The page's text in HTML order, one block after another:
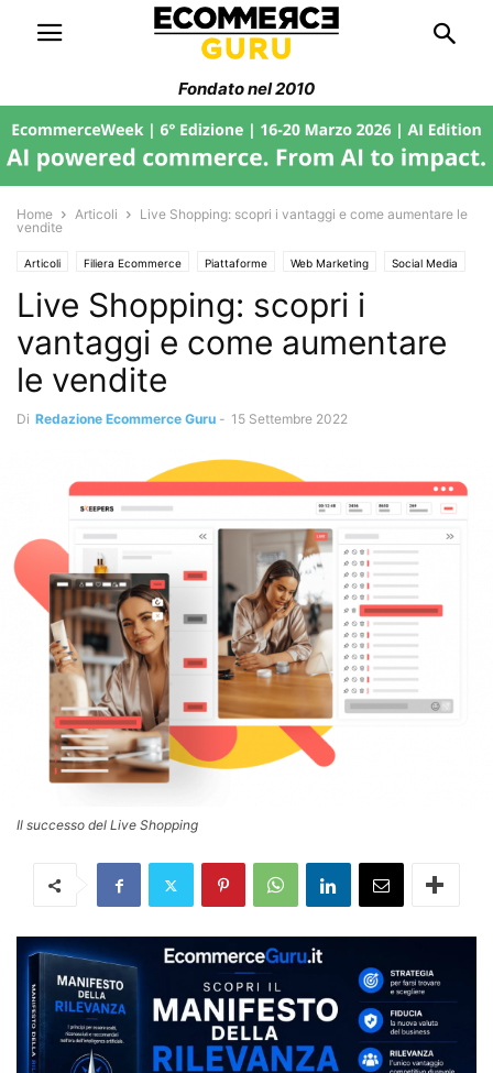
Fondato nel 2010
Home Articoli
Live Shopping: scopri i vantaggi e come aumentare le
vendite
Articoli Filiera Ecommerce Piattaforme Web Marketing Social Media
Strumenti
Live Shopping: scopri i
vantaggi e come aumentare
le vendite
Di Redazione Ecommerce Guru - 15 Settembre 2022
Il successo del Live Shopping